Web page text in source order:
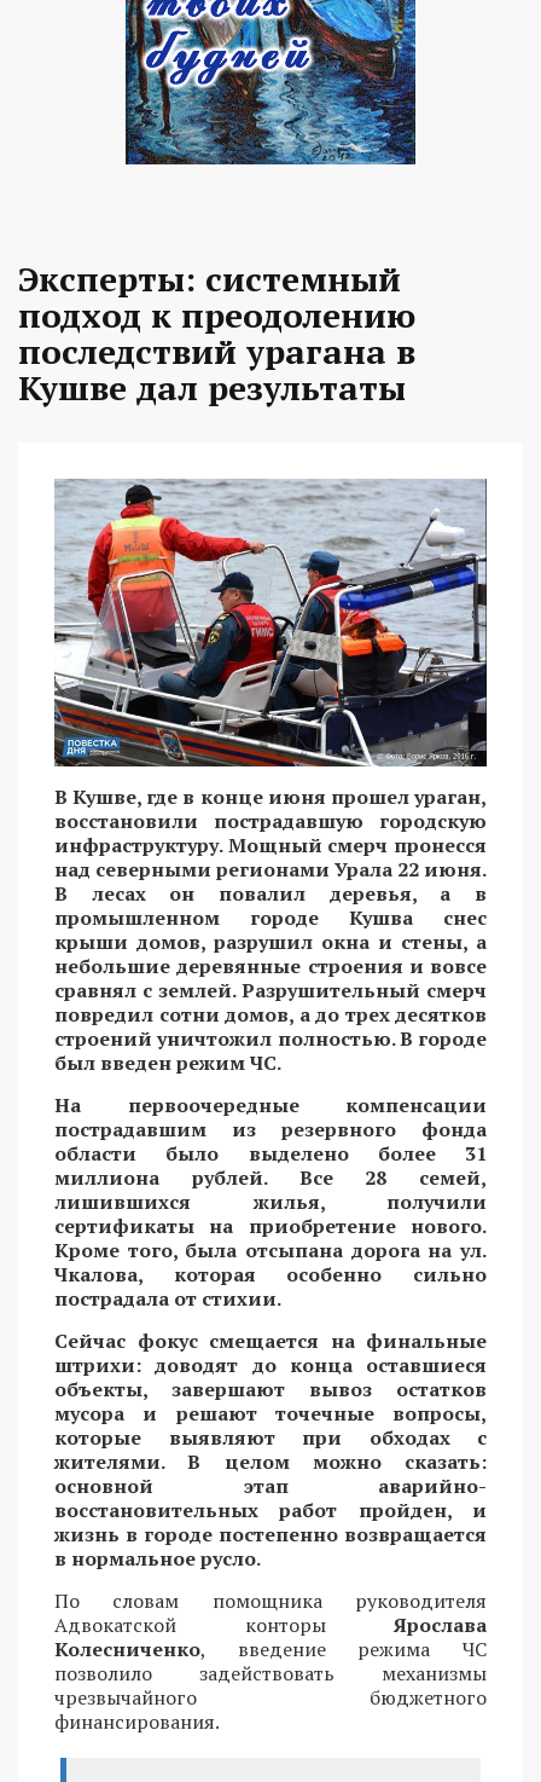
Эксперты: системный
подход к преодолению
последствий урагана в
Кушве дал результаты
В Кушве, где в конце июня прошел ураган,
восстановили пострадавшую городскую
инфраструктуру. Мощный смерч пронесся
над северными регионами Урала 22 июня.
В лесах он повалил деревья, а в
промышленном городе Кушва снес
крыши домов, разрушил окна и стены, а
небольшие деревянные строения и вовсе
сравнял с землей. Разрушительный смерч
повредил сотни домов, а до трех десятков
строений уничтожил полностью. В городе
был введен режим ЧС.
На первоочередные компенсации
пострадавшим из резервного фонда
области было выделено более 31
миллиона рублей. Все 28 семей,
лишившихся жилья, получили
сертификаты на приобретение нового.
Кроме того, была отсыпана дорога на ул.
Чкалова, которая особенно сильно
пострадала от стихии.
Сейчас фокус смещается на финальные
штрихи: доводят до конца оставшиеся
объекты, завершают вывоз остатков
мусора и решают точечные вопросы,
которые выявляют при обходах с
жителями. В целом можно сказать:
основной этап аварийно-
восстановительных работ пройден, и
жизнь в городе постепенно возвращается
в нормальное русло.
По словам помощника руководителя
Адвокатской конторыЯрослава
Колесниченко, введение режима ЧС
позволило задействовать механизмы
чрезвычайного бюджетного
финансирования.